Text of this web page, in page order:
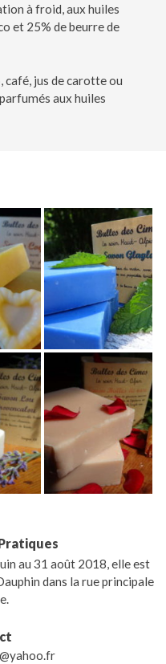
au 31 août 2018, elle est
dans la rue principale
à froid, aux huiles
et 25% de beurre de
café, jus de carotte ou
aux huiles